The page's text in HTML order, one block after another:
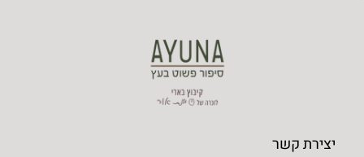
יצירת קשר